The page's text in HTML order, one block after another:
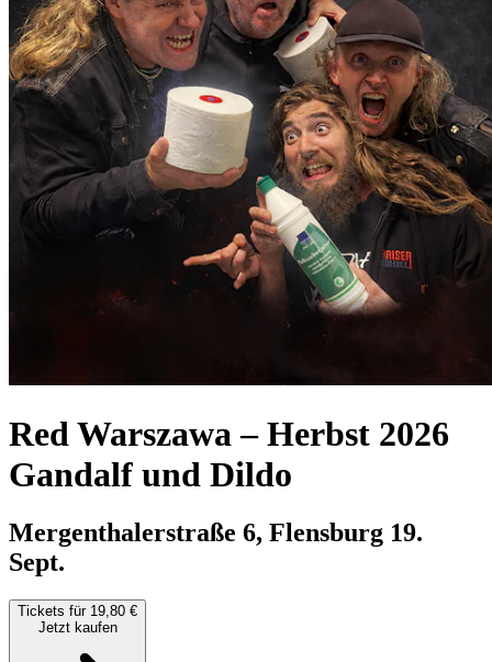
Red Warszawa – Herbst 2026
Gandalf und Dildo
Mergenthalerstraße 6, Flensburg 19.
Sept.
Tickets für 19,80 €
Jetzt kaufen